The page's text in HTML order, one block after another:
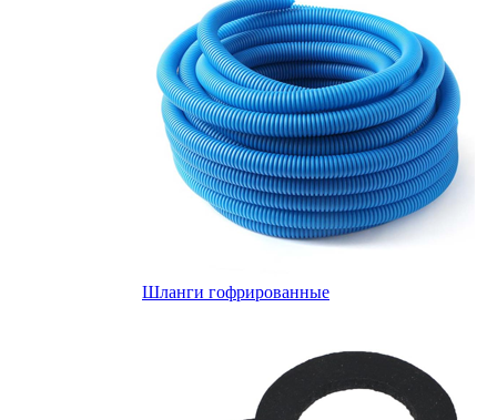
Шланги гофрированные